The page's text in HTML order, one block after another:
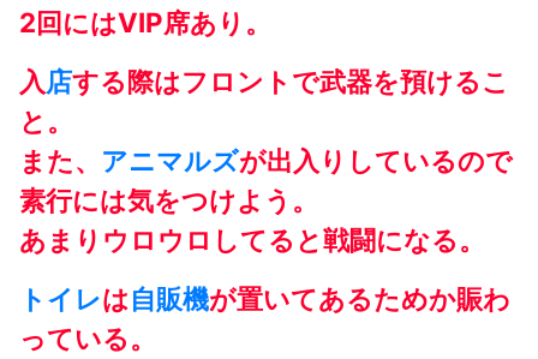
2回にはVIP席あり。
入店する際はフロントで武器を預けるこ
と。
また、 アニマルズが出入りしているので
素行には気をつけよう。
あまりウロウロしてると戦闘になる。
トイレは自販機が置いてあるためか賑わ
っている。